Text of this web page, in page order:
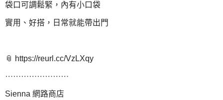
袋口可調鬆緊，內有小口袋
實用、好搭，日常就能帶出門
📎 https://reurl.cc/VzLXqy
⋯⋯⋯⋯⋯⋯⋯⋯
Sienna 網路商店